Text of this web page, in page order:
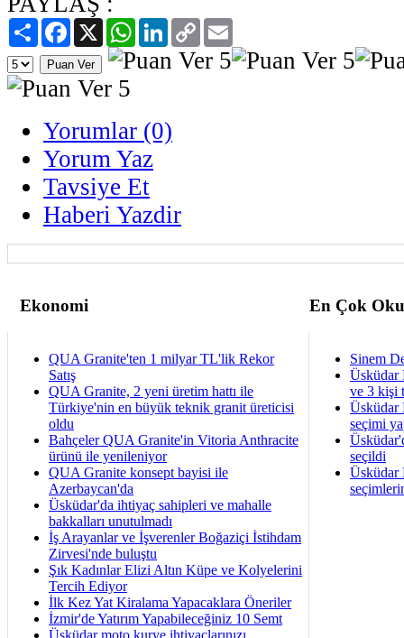
PaylaşFacebook
X WhatsAppLinkedIn
Copy
Link
Yorumlar (0)
Yorum Yaz
Tavsiye Et
Haberi Yazdir
Ekonomi En Çok
QUA Granite'ten 1 milyar TL'lik Rekor
Satış
QUA Granite, 2 yeni üretim hattı ile
Türkiye'nin en büyük teknik granit üreticisi
oldu
Bahçeler QUA Granite'in Vitoria Anthracite
ürünü ile yenileniyor
QUA Granite konsept bayisi ile
Azerbaycan'da
Üsküdar'da ihtiyaç sahipleri ve mahalle
bakkalları unutulmadı
İş Arayanlar ve İşverenler Boğaziçi İstihdam
Zirvesi'nde buluştu
Şık Kadınlar Elizi Altın Küpe ve Kolyelerini
Tercih Ediyor
İlk Kez Yat Kiralama Yapacaklara Öneriler
İzmir'de Yatırım Yapabileceğiniz 10 Semt
Üsküdar moto kurye ihtiyaçlarınızı
Sinem
Üsküdar
ve 3 kişi
Üsküdar
seçimi
seçildi
Üsküdar